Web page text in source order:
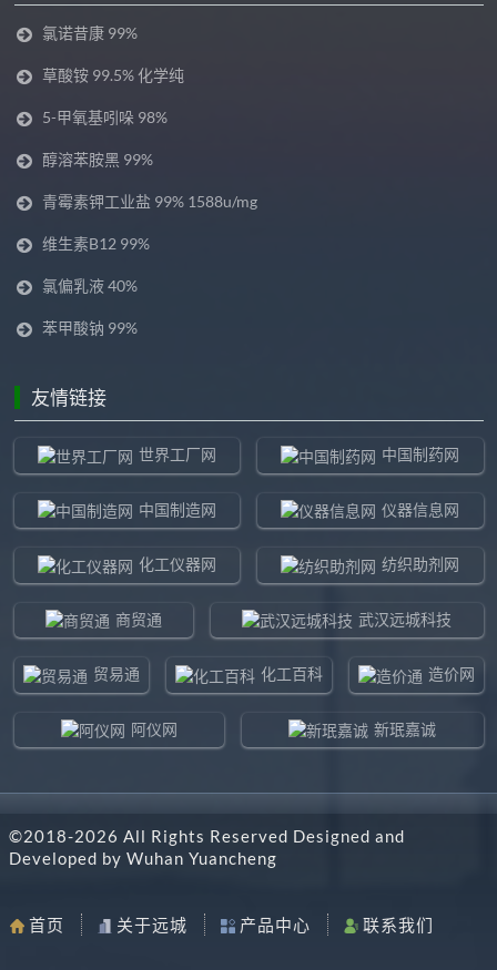
氯诺昔康 99%
草酸铵 99.5% 化学纯
5-甲氧基吲哚 98%
醇溶苯胺黑 99%
青霉素钾工业盐 99% 1588u/mg
维生素B12 99%
氯偏乳液 40%
苯甲酸钠 99%
友情链接
世界工厂网 中国制药网
中国制造网 仪器信息网
化工仪器网 纺织助剂网
商贸通 武汉远城科技
贸易通 化工百科 造价网
阿仪网 新珉嘉诚
东北制造网 药智通
©2018-2026 All Rights Reserved Designed and
Developed by Wuhan Yuancheng
首页 关于远城 产品中心 联系我们